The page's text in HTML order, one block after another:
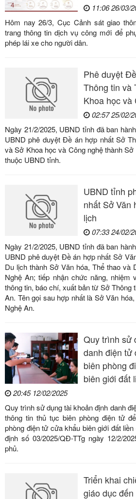
11:06 26/03/
Hôm nay 26/3, Cục Cảnh sát giao
trang thông tin dịch vụ công mới để
phép lái xe cho người dân.
Phê duyệt
Thông tin và
Khoa học và
02:57 25/02/
Ngày 21/2/2025, UBND tỉnh đã ban
UBND phê duyệt Đề án hợp nhất Sở
và Sở Khoa học và Công nghệ thành
thuộc UBND tỉnh.
UBND tỉnh
nhất Sở Văn
lịch
07:33 24/02/
Ngày 21/2/2025, UBND tỉnh đã ban
UBND phê duyệt Đề án hợp nhất Sở
Du lịch thành Sở Văn hóa, Thể thao và
Nghệ An; tiếp nhận chức năng,
thông tin, báo chí, xuất bản từ Sở Thông
An. Tên gọi sau hợp nhất là Sở Văn
Nghệ An.
Quy trình sử
danh điện tử
biên phòng
biên giới đất
20:45 12/02/2025
Quy trình sử dụng tài khoản định danh
thông tin thủ tục biên phòng điện tử
phòng điện tử cửa khẩu biên giới đất
định số 03/2025/QĐ-TTg ngày 12/2/
phủ.
Triển khai
giáo dục